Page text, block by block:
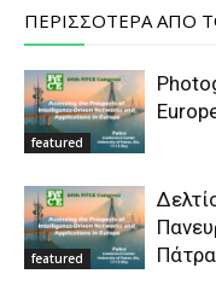
ΠΕΡΙΣΣΟΤΕΡΑ ΑΠΟ
featured
featured